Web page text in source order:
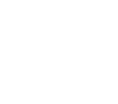
Шайба
Шайба